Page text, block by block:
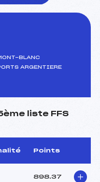
BLANC
ARGENTIERE
liste FFS
Points
898.37